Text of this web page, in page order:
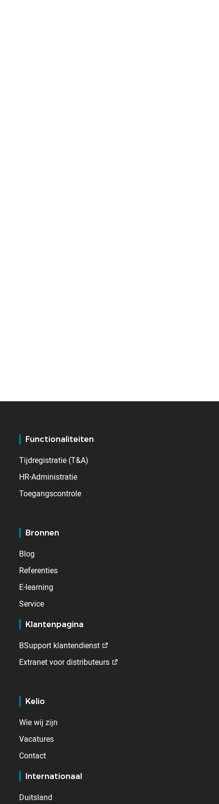
Functionaliteiten
Tijdregistratie (T&A)
HR-Administratie
Toegangscontrole
Bronnen
Blog
Referenties
E-learning
Service
Klantenpagina
BSupport klantendienst
Extranet voor distributeurs
Kelio
Wie wij zijn
Vacatures
Contact
Internationaal
Duitsland